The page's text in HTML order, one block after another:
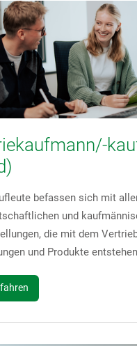
befassen sich mit
und
die mit dem
und Produkte